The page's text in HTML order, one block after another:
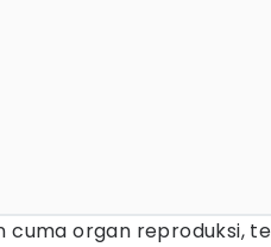
cuma organ reproduksi,